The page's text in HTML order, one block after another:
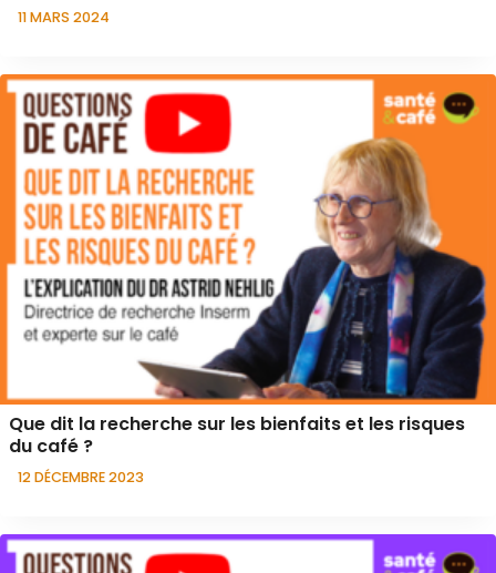
11 MARS 2024
Que dit la recherche sur les bienfaits et les risques
du café ?
12 DÉCEMBRE 2023